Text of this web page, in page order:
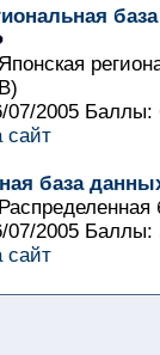
2005 Баллы:
сайт
база
2005 Баллы:
сайт